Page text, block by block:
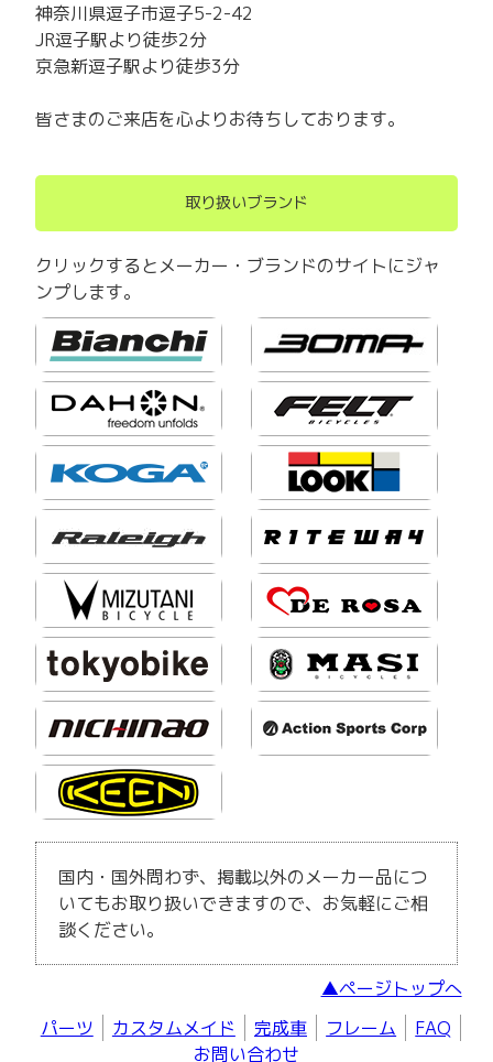
神奈川県逗子市逗子5-2-42
JR逗子駅より徒歩2分
京急新逗子駅より徒歩3分
皆さまのご来店を心よりお待ちしております。
取り扱いブランド
クリックするとメーカー・ブランドのサイトにジャ
ンプします。
国内・国外問わず、掲載以外のメーカー品につ
いてもお取り扱いできますので、お気軽にご相
談ください。
▲ページトップへ
パーツ
カスタムメイド 完成車 フレーム
FAQ
お問い合わせ